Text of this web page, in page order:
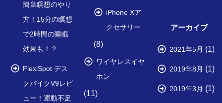
簡単瞑想のやり
方！15分の瞑想
で2時間の睡眠
効果も！？
FlexiSpot デス
クバイクV9レビ
ュー！運動不足
iPhone Xア
クセサリー
(8)
ワイヤレスイヤ
ホン
(11)
アーカイブ
2021年5月 (1)
2019年8月 (1)
2019年3月 (1)